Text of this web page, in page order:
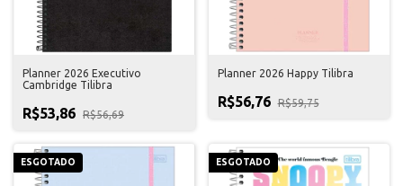
Planner 2026 Executivo
Cambridge Tilibra
R$53,86 R$56,69
Planner 2026 Happy Tilibra
R$56,76 R$59,75
ESGOTADO ESGOTADO